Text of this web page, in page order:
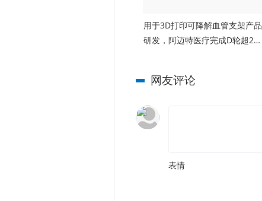
用于3D打印可降解血管支架产品
研发，阿迈特医疗完成D轮超2亿
网友评论
表情